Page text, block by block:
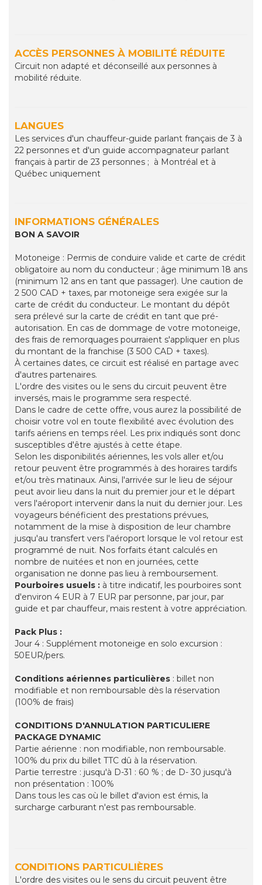
ACCÈS PERSONNES À MOBILITÉ RÉDUITE
Circuit non adapté et déconseillé aux personnes à
mobilité réduite.
LANGUES
Les services d'un chauffeur-guide parlant français de 3 à
22 personnes et d'un guide accompagnateur parlant
français à partir de 23 personnes ; à Montréal et à
Québec uniquement
INFORMATIONS GÉNÉRALES
BON A SAVOIR
Motoneige : Permis de conduire valide et carte de crédit
obligatoire au nom du conducteur ; âge minimum 18 ans
(minimum 12 ans en tant que passager). Une caution de
2 500 CAD + taxes, par motoneige sera exigée sur la
carte de crédit du conducteur. Le montant du dépôt
sera prélevé sur la carte de crédit en tant que pré-
autorisation. En cas de dommage de votre motoneige,
des frais de remorquages pourraient s'appliquer en plus
du montant de la franchise (3 500 CAD + taxes).
À certaines dates, ce circuit est réalisé en partage avec
d'autres partenaires.
L'ordre des visites ou le sens du circuit peuvent être
inversés, mais le programme sera respecté.
Dans le cadre de cette offre, vous aurez la possibilité de
choisir votre vol en toute flexibilité avec évolution des
tarifs aériens en temps réel. Les prix indiqués sont donc
susceptibles d'être ajustés à cette étape.
Selon les disponibilités aériennes, les vols aller et/ou
retour peuvent être programmés à des horaires tardifs
et/ou très matinaux. Ainsi, l'arrivée sur le lieu de séjour
peut avoir lieu dans la nuit du premier jour et le départ
vers l'aéroport intervenir dans la nuit du dernier jour. Les
voyageurs bénéficient des prestations prévues,
notamment de la mise à disposition de leur chambre
jusqu'au transfert vers l'aéroport lorsque le vol retour est
programmé de nuit. Nos forfaits étant calculés en
nombre de nuitées et non en journées, cette
organisation ne donne pas lieu à remboursement.
Pourboires usuels : à titre indicatif, les pourboires sont
d'environ 4 EUR à 7 EUR par personne, par jour, par
guide et par chauffeur, mais restent à votre appréciation.
Pack Plus :
Jour 4 : Supplément motoneige en solo excursion :
50EUR/pers.
Conditions aériennes particulières : billet non
modifiable et non remboursable dès la réservation
(100% de frais)
CONDITIONS D'ANNULATION PARTICULIERE
PACKAGE DYNAMIC
Partie aérienne : non modifiable, non remboursable.
100% du prix du billet TTC dû à la réservation.
Partie terrestre : jusqu'à D-31 : 60 % ; de D- 30 jusqu'à
non présentation : 100%
Dans tous les cas où le billet d'avion est émis, la
surcharge carburant n'est pas remboursable.
CONDITIONS PARTICULIÈRES
L'ordre des visites ou le sens du circuit peuvent être